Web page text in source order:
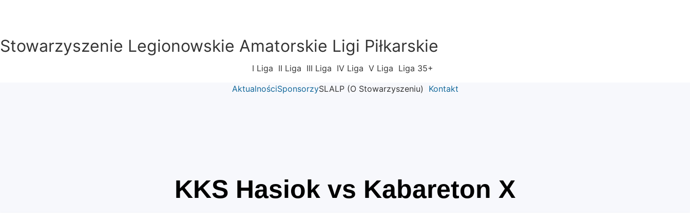
Stowarzyszenie Legionowskie Amatorskie Ligi Piłkarskie
I Liga II Liga III Liga IV Liga V Liga Liga 35+
AktualnościSponsorzySLALP (O Stowarzyszeniu) Kontakt
KKS Hasiok vs Kabareton X